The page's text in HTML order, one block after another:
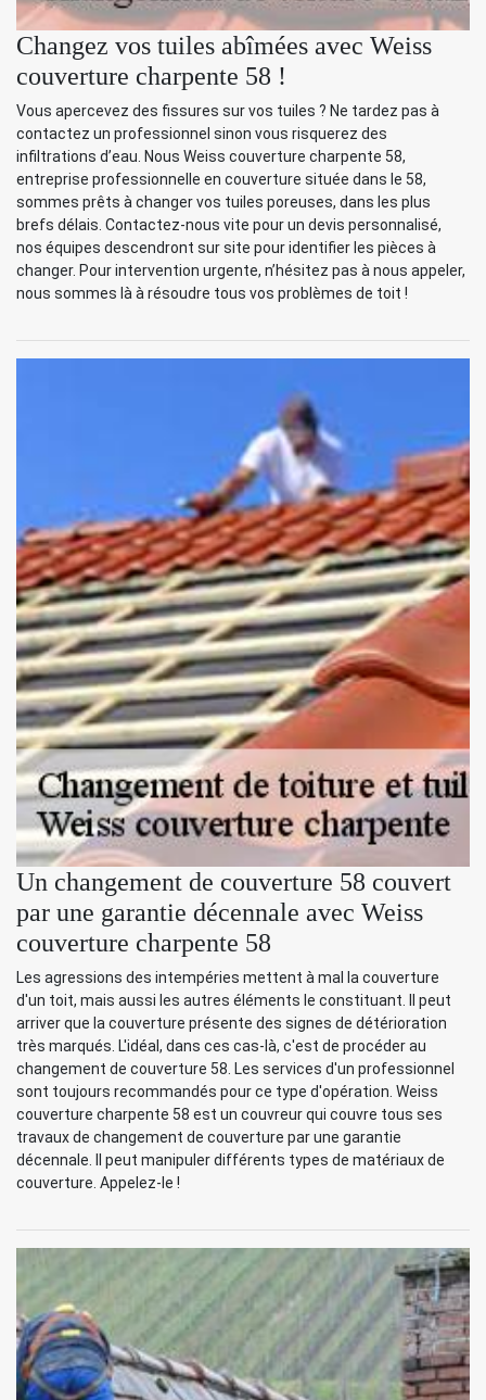
Changez vos tuiles abîmées avec Weiss
couverture charpente 58 !
Vous apercevez des fissures sur vos tuiles ? Ne tardez pas à
contactez un professionnel sinon vous risquerez des
infiltrations d’eau. Nous Weiss couverture charpente 58,
entreprise professionnelle en couverture située dans le 58,
sommes prêts à changer vos tuiles poreuses, dans les plus
brefs délais. Contactez-nous vite pour un devis personnalisé,
nos équipes descendront sur site pour identifier les pièces à
changer. Pour intervention urgente, n’hésitez pas à nous appeler,
nous sommes là à résoudre tous vos problèmes de toit !
Un changement de couverture 58 couvert
par une garantie décennale avec Weiss
couverture charpente 58
Les agressions des intempéries mettent à mal la couverture
d'un toit, mais aussi les autres éléments le constituant. Il peut
arriver que la couverture présente des signes de détérioration
très marqués. L'idéal, dans ces cas-là, c'est de procéder au
changement de couverture 58. Les services d'un professionnel
sont toujours recommandés pour ce type d'opération. Weiss
couverture charpente 58 est un couvreur qui couvre tous ses
travaux de changement de couverture par une garantie
décennale. Il peut manipuler différents types de matériaux de
couverture. Appelez-le !